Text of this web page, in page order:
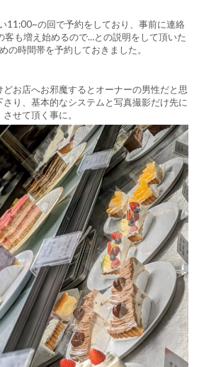
11:00~の回で予約をしており、事前に連絡
客も増え始めるので…との説明をして頂いた
の時間帯を予約しておきました。
どお店へお邪魔するとオーナーの男性だと思
り、基本的なシステムと写真撮影だけ先に
させて頂く事に。